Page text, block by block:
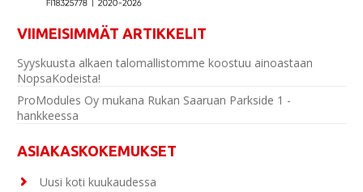
VIIMEISIMMÄT ARTIKKELIT
Syyskuusta alkaen talomallistomme koostuu ainoastaan
NopsaKodeista!
ProModules Oy mukana Rukan Saaruan Parkside 1 -
hankkeessa
ASIAKASKOKEMUKSET
Uusi koti kuukaudessa